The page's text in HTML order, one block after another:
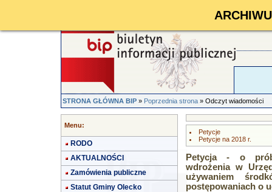
STRONA GŁÓWNA BIP»Poprzednia strona» Odczyt wiadomości
Menu:
RODO
AKTUALNOŚCI
Zamówienia publiczne
Statut Gminy Olecko
Petycje
Petycje na 2018 r.
Petycja - o
wdrożenia w
używaniem
postępowaniach o